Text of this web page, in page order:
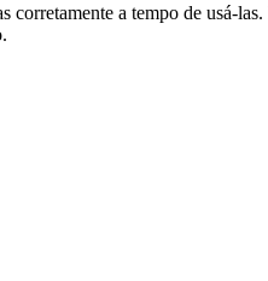
a tempo de usá-